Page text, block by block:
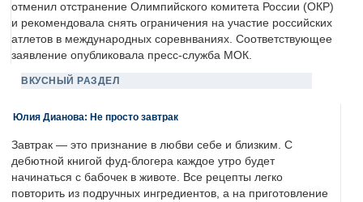
отменил отстранение Олимпийского комитета России (ОКР)
и рекомендовала снять ограничения на участие российских
атлетов в международных соревнваниях. Соответствующее
заявление опубликовала пресс-служба МОК.
ВКУСНЫЙ РАЗДЕЛ
Юлия Дианова: Не просто завтрак
Завтрак — это признание в любви себе и близким. С
дебютной книгой фуд-блогера каждое утро будет
начинаться с бабочек в животе. Все рецепты легко
повторить из подручных ингредиентов, а на приготовление